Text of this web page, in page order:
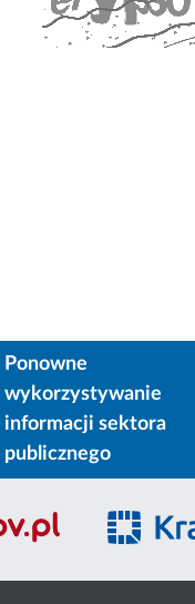
Ponowne
wykorzystywanie
informacji sektora
publicznego